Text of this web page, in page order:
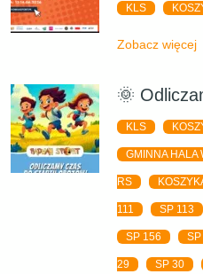
KLS
Zobacz więcej
🌞
KLS
GMINNA HALA
RS
111 SP 113
SP 156
29 SP 30